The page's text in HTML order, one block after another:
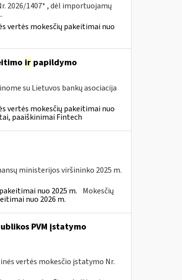
2026/1407* , dėl importuojamų
vertės mokesčių pakeitimai nuo
irpapildymo
su Lietuvos bankų asociacija
vertės mokesčių pakeitimai nuo
paaiškinimai Fintech
ministerijos viršininko 2025 m.
nuo 2025 m. Mokesčių
nuo 2026 m.
PVM įstatymo
vertės mokesčio įstatymo Nr.